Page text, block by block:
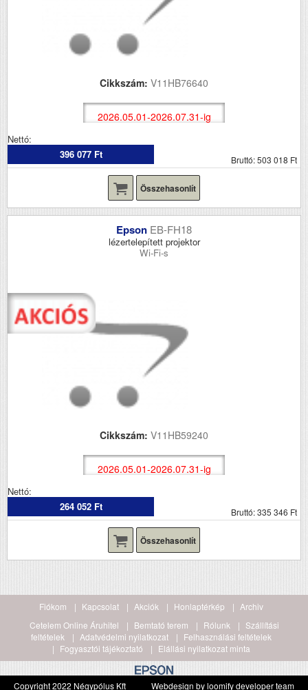
Cikkszám: V11HB76640
2026.05.01-2026.07.31-ig
Nettó:
396 077 Ft
Bruttó: 503 018 Ft
Összehasonlít
Epson EB-FH18
lézertelepített projektor
Wi-Fi-s
Cikkszám: V11HB59240
2026.05.01-2026.07.31-ig
Nettó:
264 052 Ft
Bruttó: 335 346 Ft
Összehasonlít
Fiókom Kapcsolat Akciók Honlaptérkép
Archiv
Cetelem Online Áruhitel
Bemtató terem Rólunk
Szállítási
feltételek
Adatvédelmi nyilatkozat
Felhasználási feltételek
Fogyasztói tájékoztató
Elállási nyilatkozat minta
Copyright 2022 Négypólus Kft Webdesign by loomify developer team